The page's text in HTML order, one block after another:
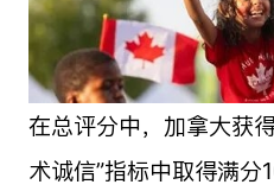
在总评分中，加拿大获
术诚信”指标中取得满